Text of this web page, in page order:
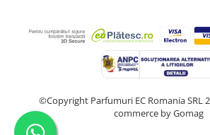
©Copyright Parfumuri EC Romania SRL
commerce by Gomag